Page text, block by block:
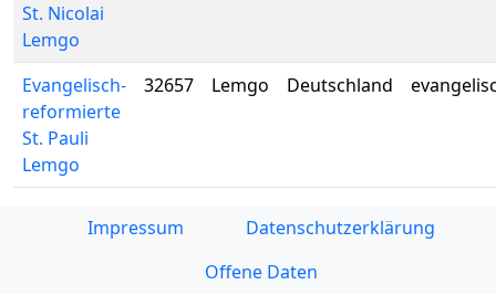
St. Nicolai
Lemgo
Evangelisch-
reformierte
St. Pauli
Lemgo
32657 Lemgo Deutschland
Impressum
Datenschutzerklärung
Offene Daten